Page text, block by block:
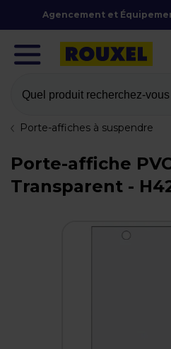
Agencement et
Quel produit recherchez-vous
Porte-affiches à suspendre
Porte-affiche
Transparent -